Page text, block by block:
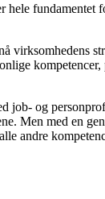
hele fundamentet
virksomhedens
job- og
Men med en
andre